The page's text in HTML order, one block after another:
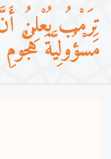
تِرَمْبُ يُعْلِنُ
مَسْؤُولِيَّةَ هُجُومِ